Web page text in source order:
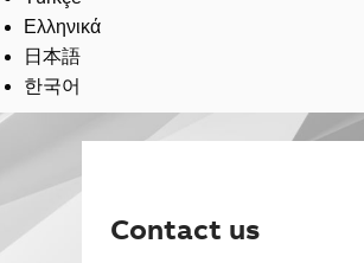
Ελληνικά
日本語
한국어
Contact us